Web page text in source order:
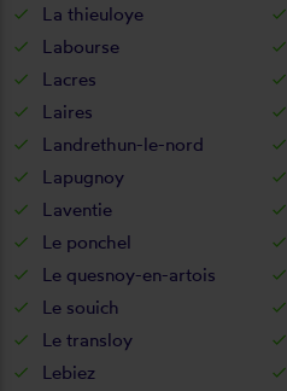
La thieuloye
Labourse
Lacres
Laires
Landrethun-le-nord
Lapugnoy
Laventie
Le ponchel
Le quesnoy-en-artois
Le souich
Le transloy
Lebiez